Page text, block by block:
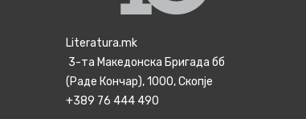
Literatura.mk
3-та Македонска Бригада бб
(Раде Кончар), 1000, Скопје
+389 76 444 490